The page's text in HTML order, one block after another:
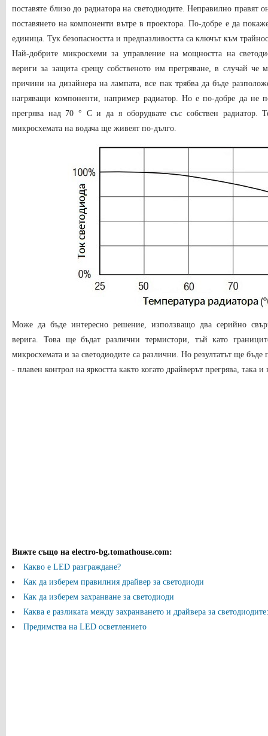
поставяте близо до радиатора на светодиодите. Неправилно правят
поставянето на компоненти вътре в проектора. По-добре е да
единица. Тук безопасността и предпазливостта са ключът към
Най-добрите микросхеми за управление на мощността на
вериги за защита срещу собственото им прегряване, в случай че
причини на дизайнера на лампата, все пак трябва да бъде
нагряващи компоненти, например радиатор. Но е по-добре да не
прегрява над 70 ° C и да я оборудвате със собствен радиатор.
микросхемата на водача ще живеят по-дълго.
Може да бъде интересно решение, използващо два серийно
верига. Това ще бъдат различни термистори, тъй като
микросхемата и за светодиодите са различни. Но резултатът ще бъде
- плавен контрол на яркостта както когато драйверът прегрява, така и
Вижте също на electro-bg.tomathouse.com:
Какво е LED разграждане?
Как да изберем правилния драйвер за светодиоди
Как да изберем захранване за светодиоди
Каква е разликата между захранването и драйвера за
Предимства на LED осветлението